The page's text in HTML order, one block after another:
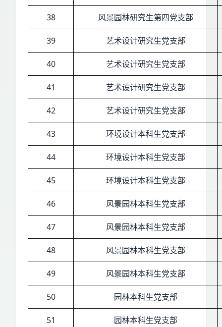
38 风景园林研究生第四党支部
39 艺术设计研究生党支部
40 艺术设计研究生党支部
41 艺术设计研究生党支部
42 艺术设计研究生党支部
43 环境设计本科生党支部
44 环境设计本科生党支部
45 环境设计本科生党支部
46 风景园林本科生党支部
47 风景园林本科生党支部
48 风景园林本科生党支部
49 风景园林本科生党支部
50 园林本科生党支部
51 园林本科生党支部